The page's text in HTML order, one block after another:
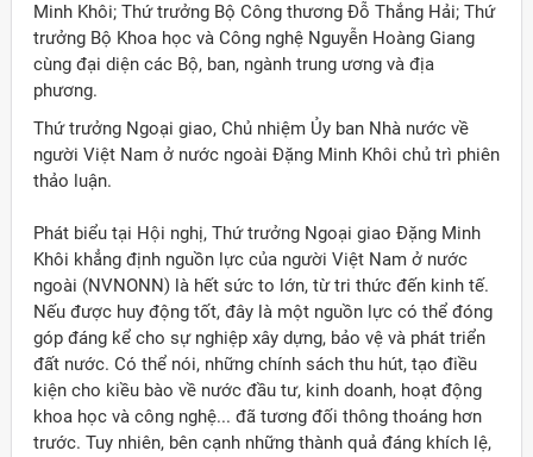
Minh Khôi; Thứ trưởng Bộ Công thương Đỗ Thắng Hải; Thứ
trưởng Bộ Khoa học và Công nghệ Nguyễn Hoàng Giang
cùng đại diện các Bộ, ban, ngành trung ương và địa
phương.
Thứ trưởng Ngoại giao, Chủ nhiệm Ủy ban Nhà nước về
người Việt Nam ở nước ngoài Đặng Minh Khôi chủ trì phiên
thảo luận.
Phát biểu tại Hội nghị, Thứ trưởng Ngoại giao Đặng Minh
Khôi khẳng định nguồn lực của người Việt Nam ở nước
ngoài (NVNONN) là hết sức to lớn, từ tri thức đến kinh tế.
Nếu được huy động tốt, đây là một nguồn lực có thể đóng
góp đáng kể cho sự nghiệp xây dựng, bảo vệ và phát triển
đất nước. Có thể nói, những chính sách thu hút, tạo điều
kiện cho kiều bào về nước đầu tư, kinh doanh, hoạt động
khoa học và công nghệ... đã tương đối thông thoáng hơn
trước. Tuy nhiên, bên cạnh những thành quả đáng khích lệ,